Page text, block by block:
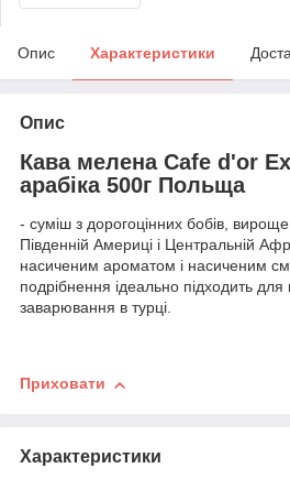
Опис Характеристики
Опис
Кава мелена Cafe d'or
арабіка 500г Польща
- суміш з дорогоцінних бобів,
Південній Америці і Центральній
насиченим ароматом і насиченим
подрібнення ідеально підходить
заварювання в турці.
Приховати
Характеристики